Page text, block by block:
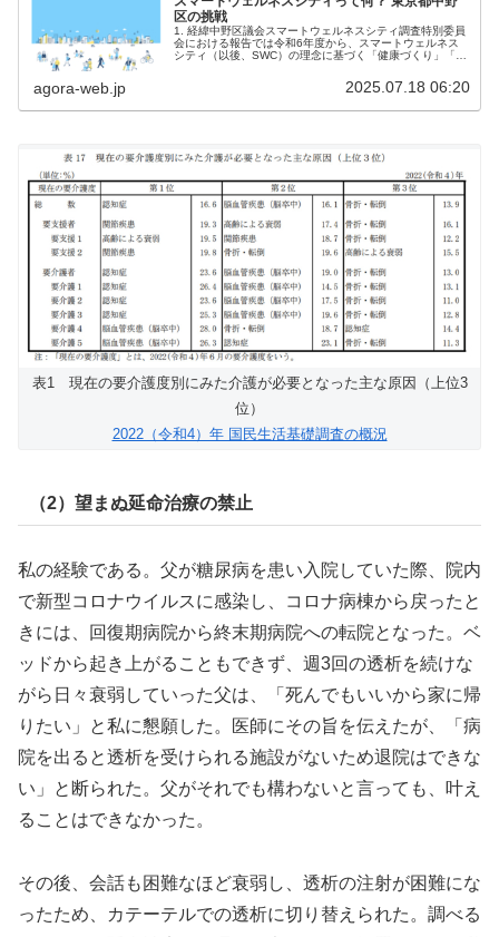
区の挑戦
1. 経緯中野区議会スマートウェルネスシティ調査特別委員
会における報告では令和6年度から、スマートウェルネス
シティ（以後、SWC）の理念に基づく「健康づくり」「つ
agora-web.jp 2025.07.18 06:20
表1 現在の要介護度別にみた介護が必要となった主な原因（上位3
位）
2022（令和4）年 国民生活基礎調査の概況
（2）望まぬ延命治療の禁止
私の経験である。父が糖尿病を患い入院していた際、院内
で新型コロナウイルスに感染し、コロナ病棟から戻ったと
きには、回復期病院から終末期病院への転院となった。ベ
ッドから起き上がることもできず、週3回の透析を続けな
がら日々衰弱していった父は、「死んでもいいから家に帰
りたい」と私に懇願した。医師にその旨を伝えたが、「病
院を出ると透析を受けられる施設がないため退院はできな
い」と断られた。父がそれでも構わないと言っても、叶え
ることはできなかった。
その後、会話も困難なほど衰弱し、透析の注射が困難にな
ったため、カテーテルでの透析に切り替えられた。調べる